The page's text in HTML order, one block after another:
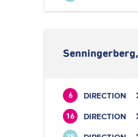
6 DIRECTION
16 DIRECTION